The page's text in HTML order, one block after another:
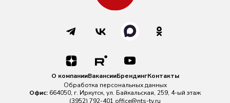
О компанииВакансииБрендингКонтакты
Обработка персональных данных
Офис: 664050, г. Иркутск, ул. Байкальская, 259, 4-ый этаж
(3952) 792-401 office@nts-tv.ru